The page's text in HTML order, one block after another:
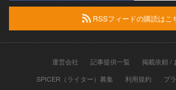
RSSフィードの購読はこ
運営会社 記事提供一覧
掲載依頼 /
SPICER（ライター）募集
利用規約 プ